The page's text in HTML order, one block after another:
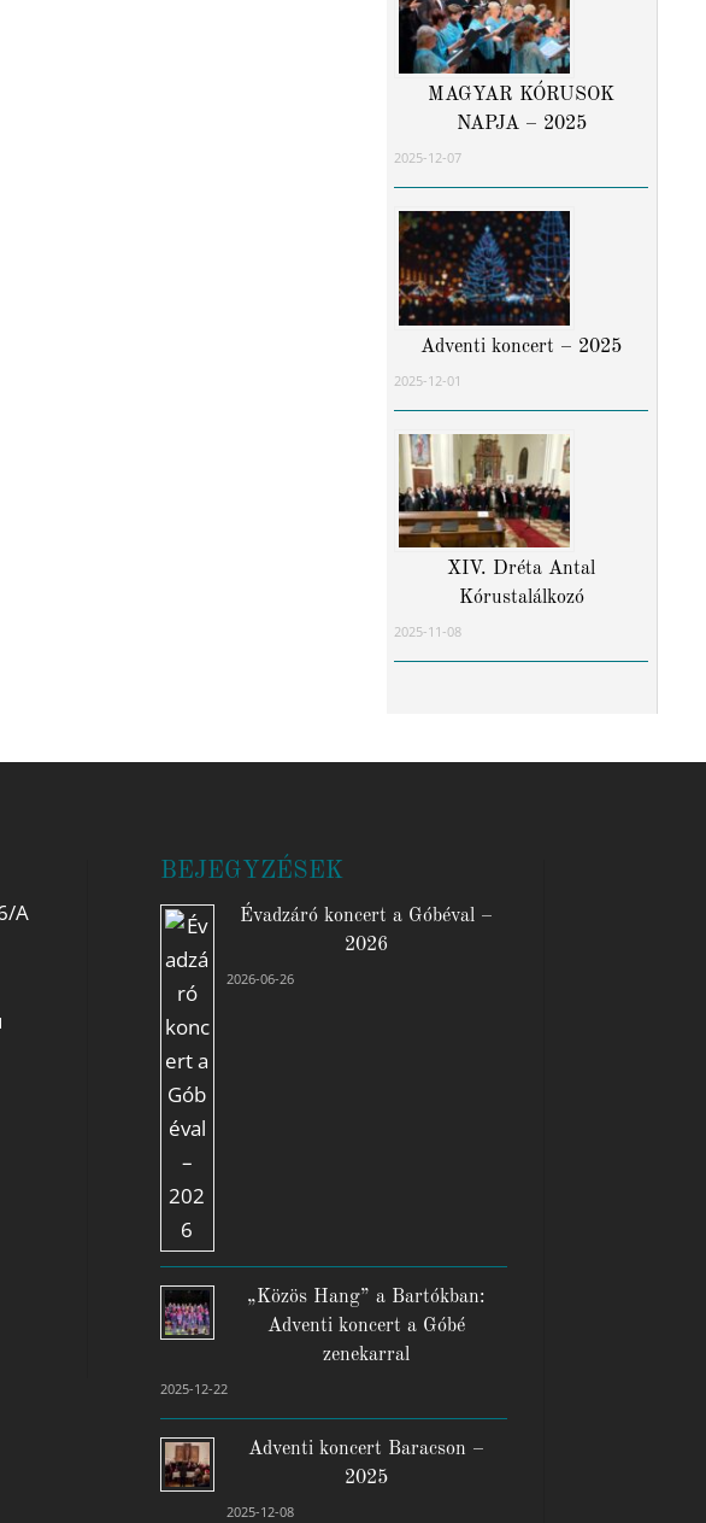
MAGYAR KÓRUSOK
NAPJA – 2025
2025-12-07
Adventi koncert – 2025
2025-12-01
XIV. Dréta Antal
Kórustalálkozó
2025-11-08
A
BEJEGYZÉSEK
Évadzáró koncert a Góbéval –
2026
2026-06-26
„Közös Hang” a Bartókban:
Adventi koncert a Góbé
zenekarral
2025-12-22
Adventi koncert Baracson –
2025
2025-12-08